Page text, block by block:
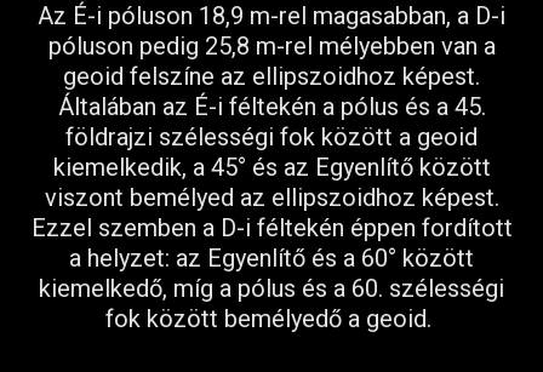
Az É-i póluson 18,9 m-rel magasabban, a D-i
póluson pedig 25,8 m-rel mélyebben van a
geoid felszíne az ellipszoidhoz képest.
Általában az É-i féltekén a pólus és a 45.
földrajzi szélességi fok között a geoid
kiemelkedik, a 45° és az Egyenlítő között
viszont bemélyed az ellipszoidhoz képest.
Ezzel szemben a D-i féltekén éppen fordított
a helyzet: az Egyenlítő és a 60° között
kiemelkedő, míg a pólus és a 60. szélességi
fok között bemélyedő a geoid.